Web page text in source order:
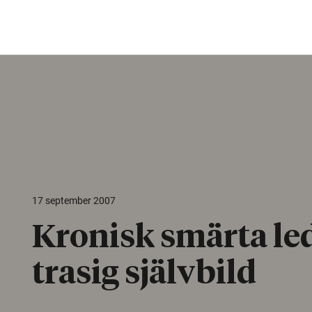
17 september 2007
Kronisk smärta
trasig självbild